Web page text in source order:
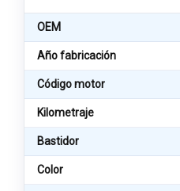
OEM
Año fabricación
Código motor
Kilometraje
Bastidor
Color